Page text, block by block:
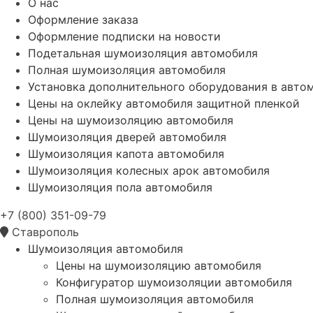
Оформление заказа
Оформление подписки на новости
Подетальная шумоизоляция автомобиля
Полная шумоизоляция автомобиля
Установка дополнительного оборудования в
Цены на оклейку автомобиля защитной пленкой
Цены на шумоизоляцию автомобиля
Шумоизоляция дверей автомобиля
Шумоизоляция капота автомобиля
Шумоизоляция колесных арок автомобиля
Шумоизоляция пола автомобиля
+7 (800) 351-09-79
Ставрополь
Шумоизоляция автомобиля
Цены на шумоизоляцию автомобиля
Конфигуратор шумоизоляции автомобиля
Полная шумоизоляция автомобиля